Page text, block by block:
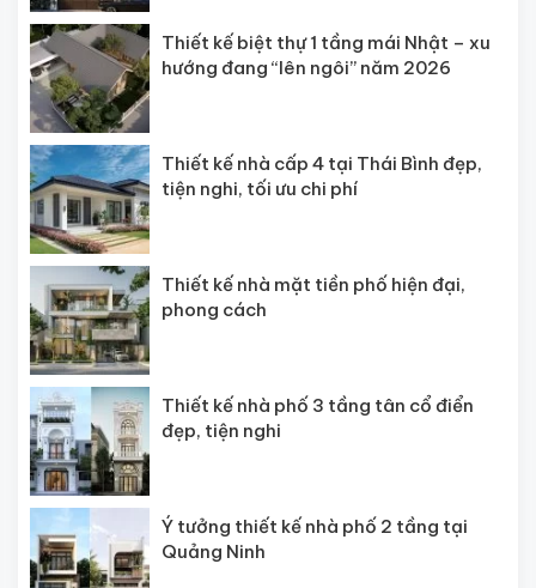
Thiết kế biệt thự 1 tầng mái Nhật – xu
hướng đang “lên ngôi” năm 2026
Thiết kế nhà cấp 4 tại Thái Bình đẹp,
tiện nghi, tối ưu chi phí
Thiết kế nhà mặt tiền phố hiện đại,
phong cách
Thiết kế nhà phố 3 tầng tân cổ điển
đẹp, tiện nghi
Ý tưởng thiết kế nhà phố 2 tầng tại
Quảng Ninh